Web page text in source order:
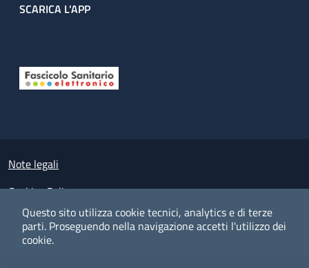
Questo sito utilizza cookie tecnici, analytics e di terze
parti. Proseguendo nella navigazione accetti l'utilizzo dei
cookie.
SCARICA L'APP
Small prints
Note legali
Cookies Policy
Policy privacy e protezione del dato personale
Albo pretorio on-line